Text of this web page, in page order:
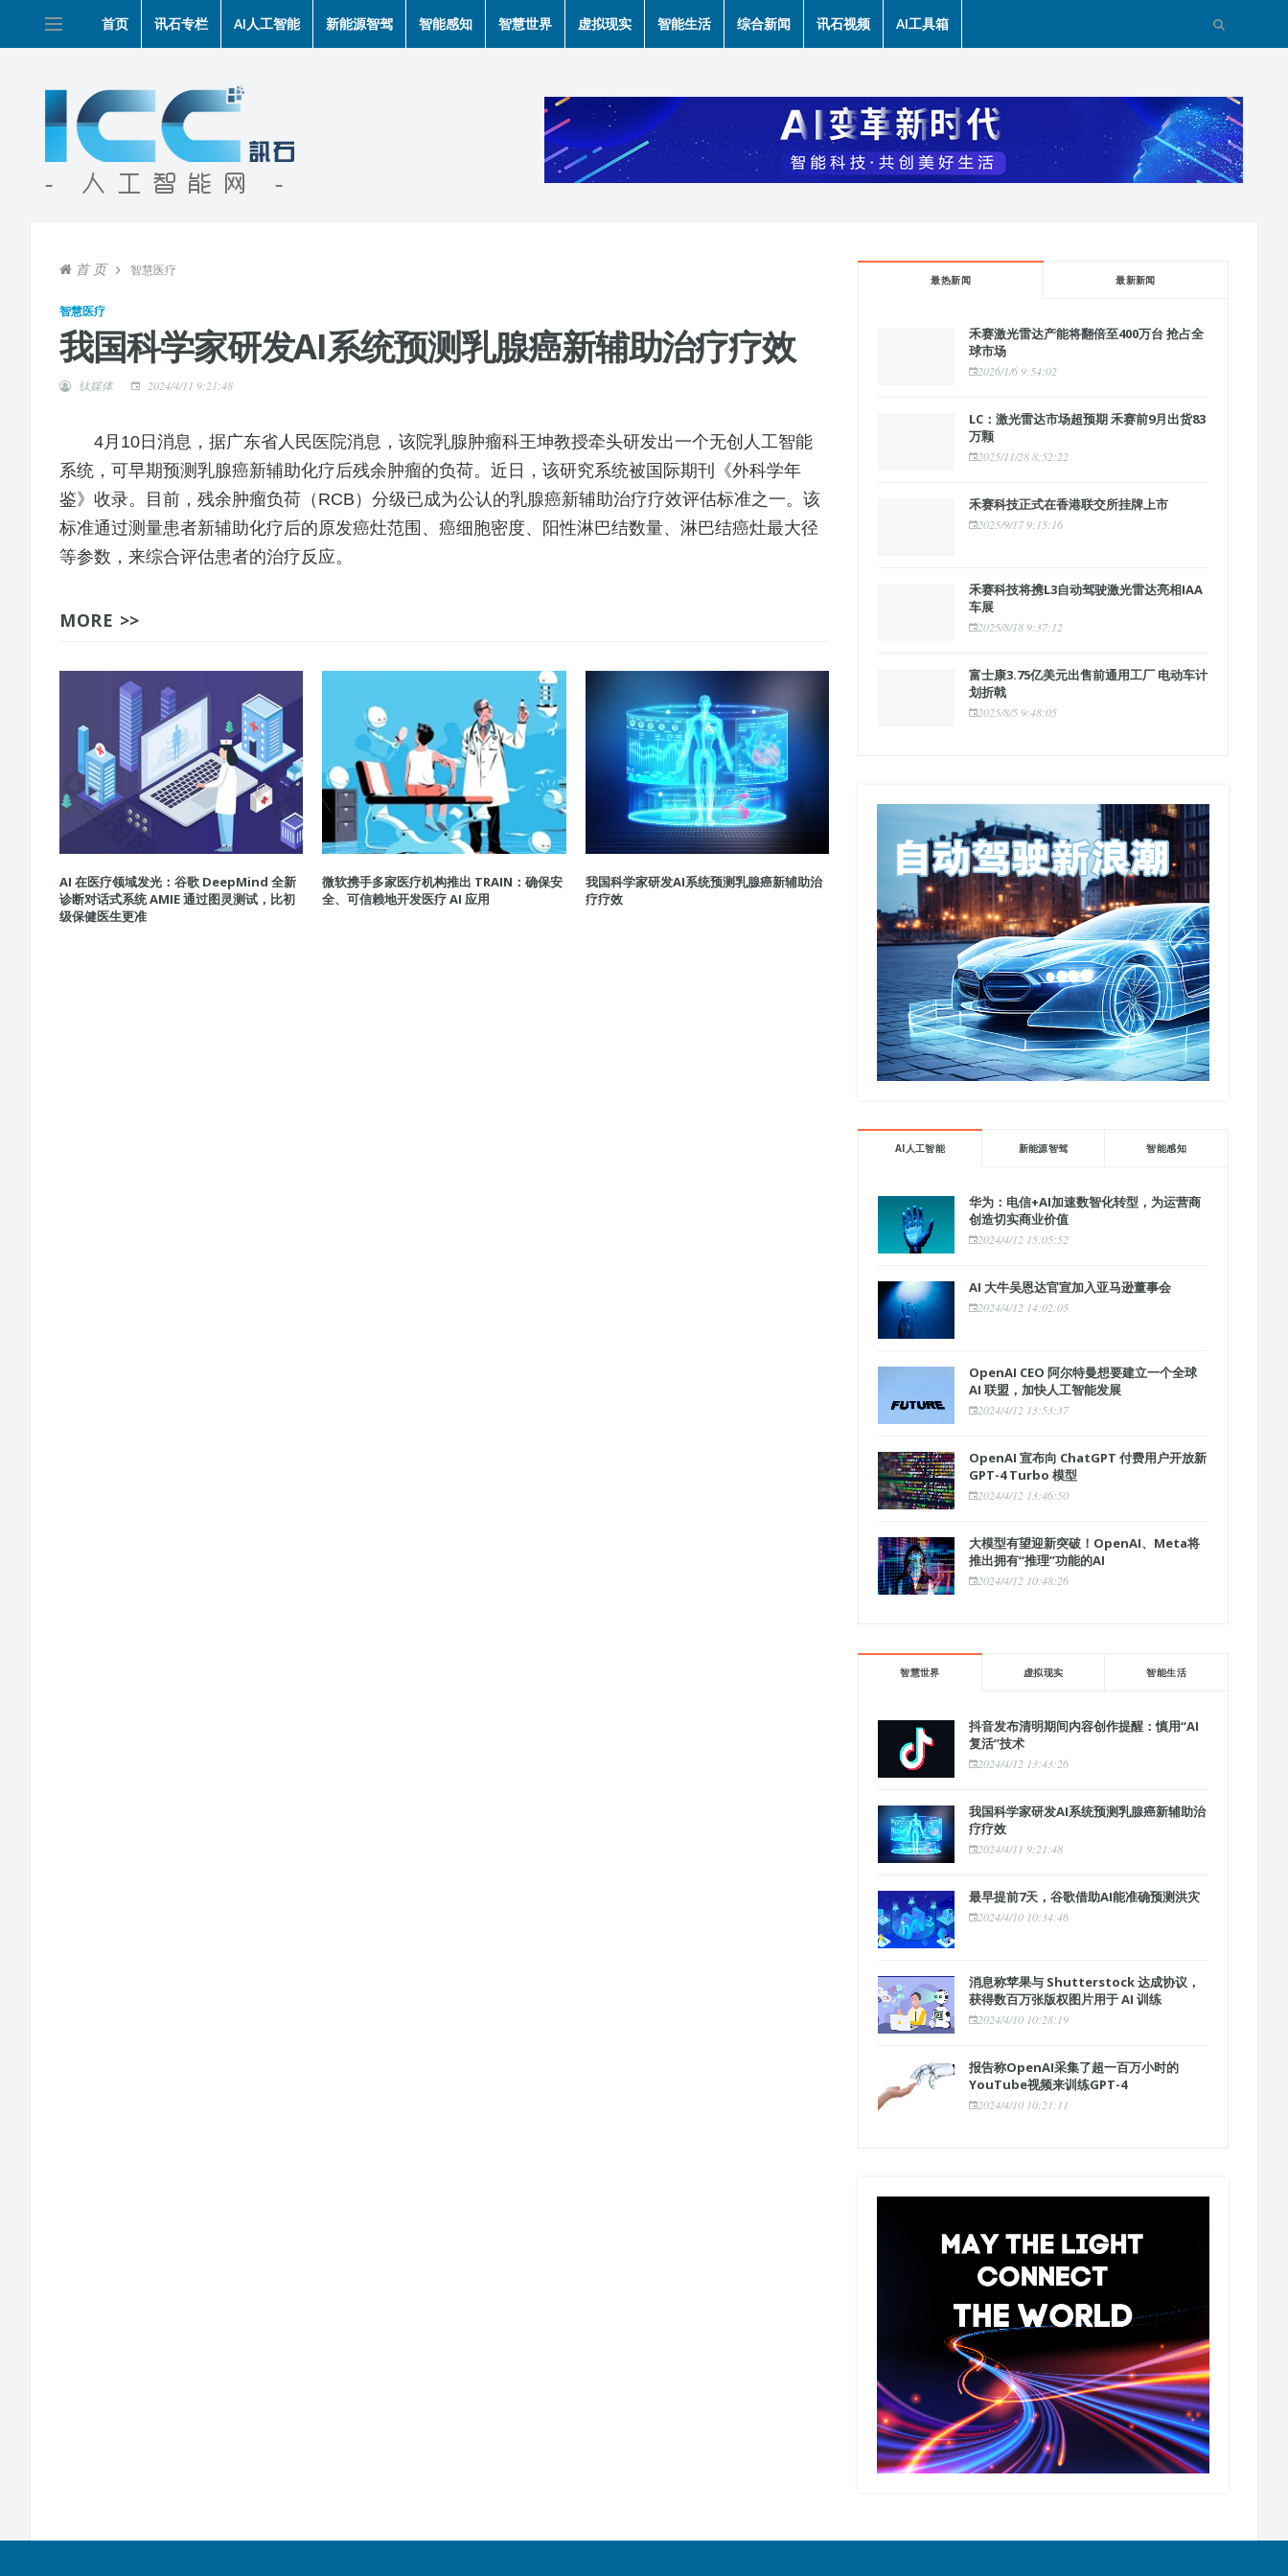
首页 讯石专栏 AI人工智能 新能源智驾 智能感知 智慧世界 虚拟现实 智能生活 综合新闻 讯石视频 AI工具箱
首 页 智慧医疗
智慧医疗
我国科学家研发AI系统预测乳腺癌新辅助治疗疗效
钛媒体 2024/4/11 9:21:48
4月10日消息，据广东省人民医院消息，该院乳腺肿瘤科王坤教授牵头研发出一个无创人工智能
系统，可早期预测乳腺癌新辅助化疗后残余肿瘤的负荷。近日，该研究系统被国际期刊《外科学年
鉴》收录。目前，残余肿瘤负荷（RCB）分级已成为公认的乳腺癌新辅助治疗疗效评估标准之一。该
标准通过测量患者新辅助化疗后的原发癌灶范围、癌细胞密度、阳性淋巴结数量、淋巴结癌灶最大径
等参数，来综合评估患者的治疗反应。
MORE >>
AI 在医疗领域发光：谷歌 DeepMind 全新
诊断对话式系统 AMIE 通过图灵测试，比初
级保健医生更准
微软携手多家医疗机构推出 TRAIN：确保安
全、可信赖地开发医疗 AI 应用
我国科学家研发AI系统预测乳腺癌新辅助治
疗疗效
最热新闻 最新新闻
禾赛激光雷达产能将翻倍至400万台 抢占全
球市场
2026/1/6 9:54:02
LC：激光雷达市场超预期 禾赛前9月出货83
万颗
2025/11/28 8:52:22
禾赛科技正式在香港联交所挂牌上市
2025/9/17 9:15:16
禾赛科技将携L3自动驾驶激光雷达亮相IAA
车展
2025/8/18 9:37:12
富士康3.75亿美元出售前通用工厂 电动车计
划折戟
2025/8/5 9:48:05
AI人工智能 新能源智驾 智能感知
华为：电信+AI加速数智化转型，为运营商
创造切实商业价值
2024/4/12 15:05:52
AI 大牛吴恩达官宣加入亚马逊董事会
2024/4/12 14:02:05
OpenAI CEO 阿尔特曼想要建立一个全球
AI 联盟，加快人工智能发展
2024/4/12 13:53:37
OpenAI 宣布向 ChatGPT 付费用户开放新
GPT-4 Turbo 模型
2024/4/12 13:46:50
大模型有望迎新突破！OpenAI、Meta将
推出拥有“推理”功能的AI
2024/4/12 10:48:26
智慧世界 虚拟现实 智能生活
抖音发布清明期间内容创作提醒：慎用“AI
复活”技术
2024/4/12 13:43:26
我国科学家研发AI系统预测乳腺癌新辅助治
疗疗效
2024/4/11 9:21:48
最早提前7天，谷歌借助AI能准确预测洪灾
2024/4/10 10:34:46
消息称苹果与 Shutterstock 达成协议，
获得数百万张版权图片用于 AI 训练
2024/4/10 10:28:19
报告称OpenAI采集了超一百万小时的
YouTube视频来训练GPT-4
2024/4/10 10:21:11